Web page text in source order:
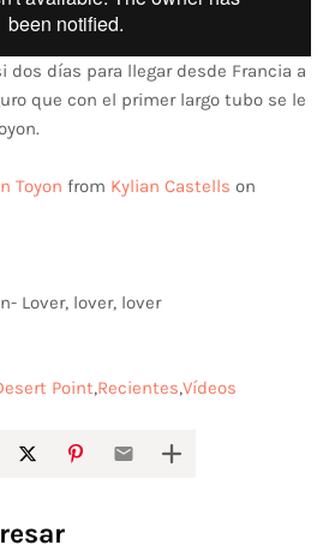
dos días para llegar desde Francia a
que con el primer largo tubo se le
Toyon from Kylian Castells on
Lover, lover, lover
Point Recientes Vídeos